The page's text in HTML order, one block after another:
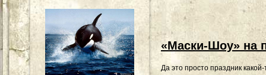
«Маски-Шоу» на
Да это просто праздник какой-